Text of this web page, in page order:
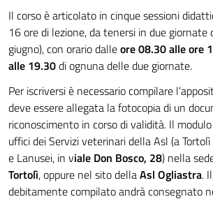
Il corso è articolato in cinque sessioni
16 ore di lezione, da tenersi in due
giugno), con orario dalleore 08.30 alle ore
alle 19.30di ognuna delle due giornate.
Per iscriversi è necessario compilare
deve essere allegata la fotocopia di un
riconoscimento in corso di validità. Il
uffici dei Servizi veterinari della Asl (a Tortolì
e Lanusei, in viale Don Bosco, 28) nella
Tortolì, oppure nel sito dellaAsl Ogliastra.
debitamente compilato andrà consegnato